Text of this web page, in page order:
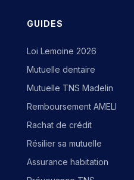
GUIDES
Loi Lemoine 2026
Mutuelle dentaire
Mutuelle TNS Madelin
Remboursement AMELI
Rachat de crédit
Résilier sa mutuelle
Assurance habitation